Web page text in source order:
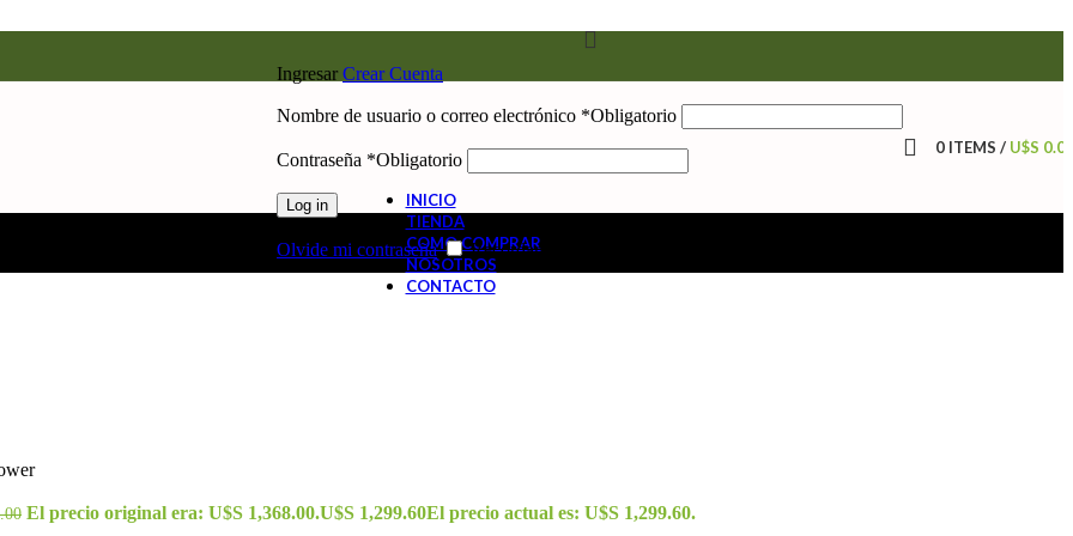
Ingresar Crear Cuenta
Nombre de usuario o correo electrónico *Obligatorio
Contraseña *Obligatorio
Log in
Olvide mi contraseña Recordarme
0 ITEMS / U$S
INICIO
TIENDA
COMO COMPRAR
NOSOTROS
CONTACTO
El precio original era: U$S 1,368.00.U$S 1,299.60El precio actual es: U$S 1,299.60.